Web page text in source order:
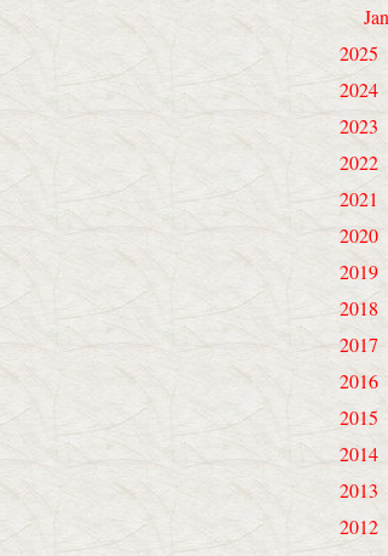
2025
2024
2023
2022
2021
2020
2019
2018
2017
2016
2015
2014
2013
2012